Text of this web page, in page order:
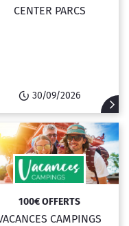
CENTER PARCS
30/09/2026
100€ OFFERTS
CAMPINGS